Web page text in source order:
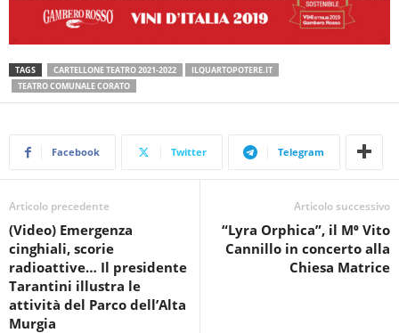
TAGS CARTELLONE TEATRO 2021-2022
ILQUARTOPOTERE.IT
TEATRO COMUNALE CORATO
Facebook Twitter Telegram
Articolo precedente
(Video) Emergenza
cinghiali, scorie
radioattive… Il presidente
Tarantini illustra le
attività del Parco dell’Alta
Murgia
Articolo successivo
“Lyra Orphica”, il M⁰ Vito
Cannillo in concerto alla
Chiesa Matrice